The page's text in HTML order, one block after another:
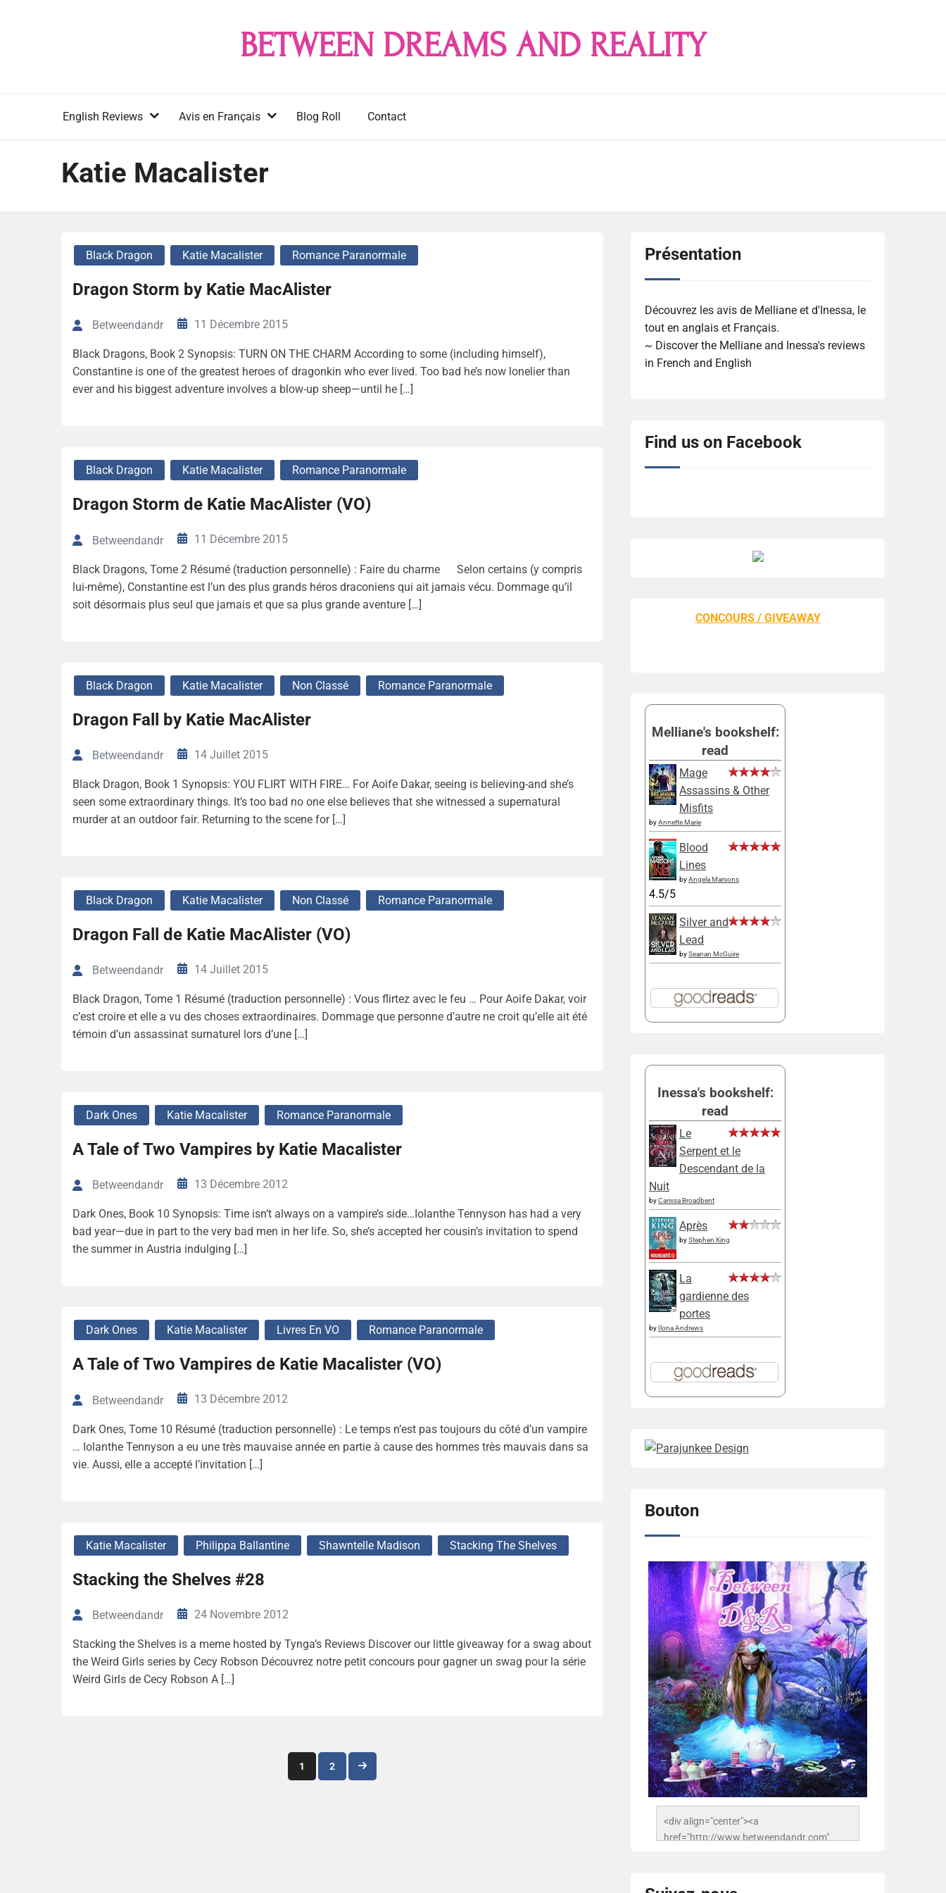
BETWEEN DREAMS AND REALITY
English Reviews Avis en Français Blog Roll Contact
Katie Macalister
Black Dragon Katie Macalister Romance Paranormale
Dragon Storm by Katie MacAlister
Betweendandr 11 Décembre 2015
Black Dragons, Book 2 Synopsis: TURN ON THE CHARM According to some (including himself),
Constantine is one of the greatest heroes of dragonkin who ever lived. Too bad he’s now lonelier than
ever and his biggest adventure involves a blow-up sheep—until he […]
Black Dragon Katie Macalister Romance Paranormale
Dragon Storm de Katie MacAlister (VO)
Betweendandr 11 Décembre 2015
Black Dragons, Tome 2 Résumé (traduction personnelle) : Faire du charme Selon certains (y compris
lui-même), Constantine est l’un des plus grands héros draconiens qui ait jamais vécu. Dommage qu’il
soit désormais plus seul que jamais et que sa plus grande aventure […]
Black Dragon Katie Macalister Non Classé Romance Paranormale
Dragon Fall by Katie MacAlister
Betweendandr 14 Juillet 2015
Black Dragon, Book 1 Synopsis: YOU FLIRT WITH FIRE… For Aoife Dakar, seeing is believing-and she’s
seen some extraordinary things. It’s too bad no one else believes that she witnessed a supernatural
murder at an outdoor fair. Returning to the scene for […]
Black Dragon Katie Macalister Non Classé Romance Paranormale
Dragon Fall de Katie MacAlister (VO)
Betweendandr 14 Juillet 2015
Black Dragon, Tome 1 Résumé (traduction personnelle) : Vous flirtez avec le feu … Pour Aoife Dakar, voir
c’est croire et elle a vu des choses extraordinaires. Dommage que personne d’autre ne croit qu’elle ait été
témoin d’un assassinat surnaturel lors d’une […]
Dark Ones Katie Macalister Romance Paranormale
A Tale of Two Vampires by Katie Macalister
Betweendandr 13 Décembre 2012
Dark Ones, Book 10 Synopsis: Time isn’t always on a vampire’s side…Iolanthe Tennyson has had a very
bad year—due in part to the very bad men in her life. So, she’s accepted her cousin’s invitation to spend
the summer in Austria indulging […]
Dark Ones Katie Macalister Livres En VO Romance Paranormale
A Tale of Two Vampires de Katie Macalister (VO)
Betweendandr 13 Décembre 2012
Dark Ones, Tome 10 Résumé (traduction personnelle) : Le temps n’est pas toujours du côté d’un vampire
… Iolanthe Tennyson a eu une très mauvaise année en partie à cause des hommes très mauvais dans sa
vie. Aussi, elle a accepté l’invitation […]
Katie Macalister Philippa Ballantine Shawntelle Madison Stacking The Shelves
Stacking the Shelves #28
Betweendandr 24 Novembre 2012
Stacking the Shelves is a meme hosted by Tynga’s Reviews Discover our little giveaway for a swag about
the Weird Girls series by Cecy Robson Découvrez notre petit concours pour gagner un swag pour la série
Weird Girls de Cecy Robson A […]
Navigation
1 2
Présentation
Découvrez les avis de Melliane et d'Inessa, le
tout en anglais et Français.
~ Discover the Melliane and Inessa's reviews
in French and English
Find us on Facebook
CONCOURS / GIVEAWAY
Melliane's bookshelf:
read
Mage
Assassins & Other
Misfits
byAnnette Marie
Blood
Lines
byAngela Marsons
4.5/5
Silver and
Lead
bySeanan McGuire
Inessa's bookshelf:
read
Le
Serpent et le
Descendant de la
Nuit
byCarissa Broadbent
Après
byStephen King
La
gardienne des
portes
by Ilona Andrews
Bouton
<div align="center"><a
href="http://www.betweendandr.com"
503716673157532-